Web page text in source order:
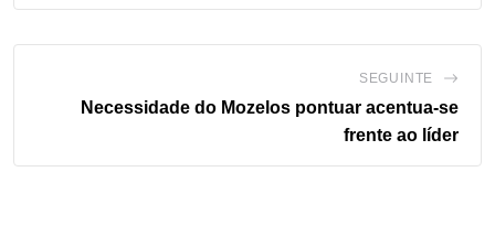
SEGUINTE
Necessidade do Mozelos pontuar acentua-se
frente ao líder